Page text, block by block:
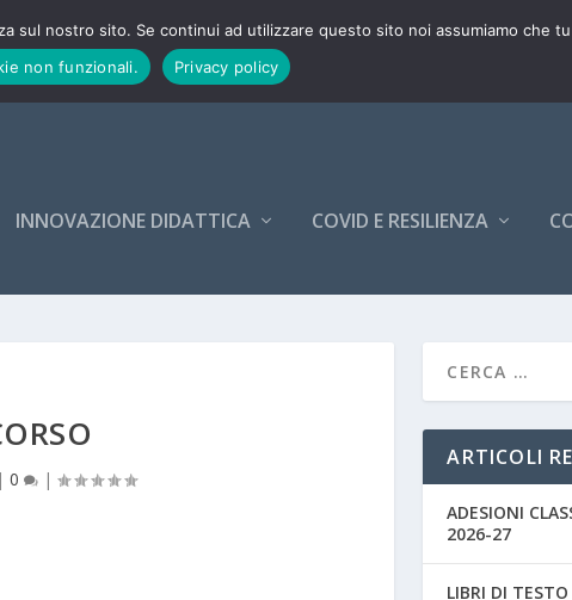
INNOVAZIONE DIDATTICA COVID E RESILIENZA
|0 |
ARTICOLI
ADESIONI
2026-27
LIBRI DI
sul nostro sito. Se continui ad utilizzare questo sito noi assumiamo che
non funzionali. Privacy policy